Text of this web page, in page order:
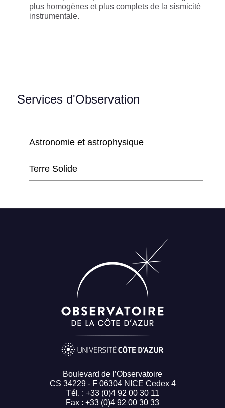
plus homogènes et plus complets de la sismicité
instrumentale.
Services d'Observation
Astronomie et astrophysique
Terre Solide
Boulevard de l’Observatoire
CS 34229 - F 06304 NICE Cedex 4
Tél. : +33 (0)4 92 00 30 11
Fax : +33 (0)4 92 00 30 33